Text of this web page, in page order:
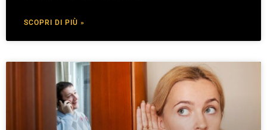
SCOPRI DI PIÙ »